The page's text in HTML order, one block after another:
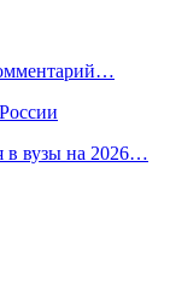
в вузы на 2026…